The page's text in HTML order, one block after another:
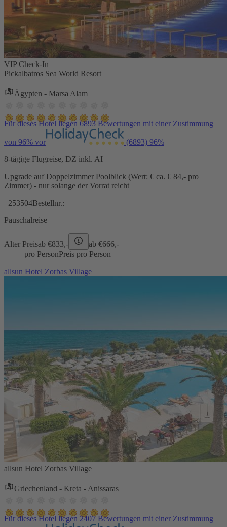
VIP Check-In
Pickalbatros Sea World Resort
Ägypten - Marsa Alam
Für dieses Hotel liegen 6893 Bewertungen mit einer Zustimmung
von 96% vor (6893) 96%
8-tägige Flugreise, DZ inkl. AI
Upgrade auf Doppelzimmer Poolblick (Wert: € ca. € 84,- pro
Zimmer) - nur solange der Vorrat reicht
253504Bestellnr.:
Pauschalreise
Alter Preisab €833,- ab €666,-
pro PersonPreis pro Person
allsun Hotel Zorbas Village
allsun Hotel Zorbas Village
Griechenland - Kreta - Anissaras
Für dieses Hotel liegen 2407 Bewertungen mit einer Zustimmung